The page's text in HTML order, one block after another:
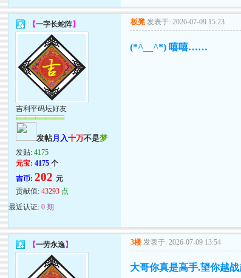
【一字长蛇阵】
吉利平码坛好友
发帖月入十万不是梦
发贴:4175
元宝: 4175个
吉币:202元
贡献值:43293 点
最近认证:0 期
板凳 发表于: 2026-07-09 15:23
(*^__^*) 嘻嘻……
【一劳永逸】 3楼 发表于: 2026-07-09 13:54
大哥你真是高手.望你越